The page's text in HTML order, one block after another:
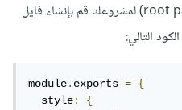
5- بعد ذلك في المسار الرئيسي (root path) لمشروعك قم بإنشاء فايل
module.exports =
{
  style
:
{